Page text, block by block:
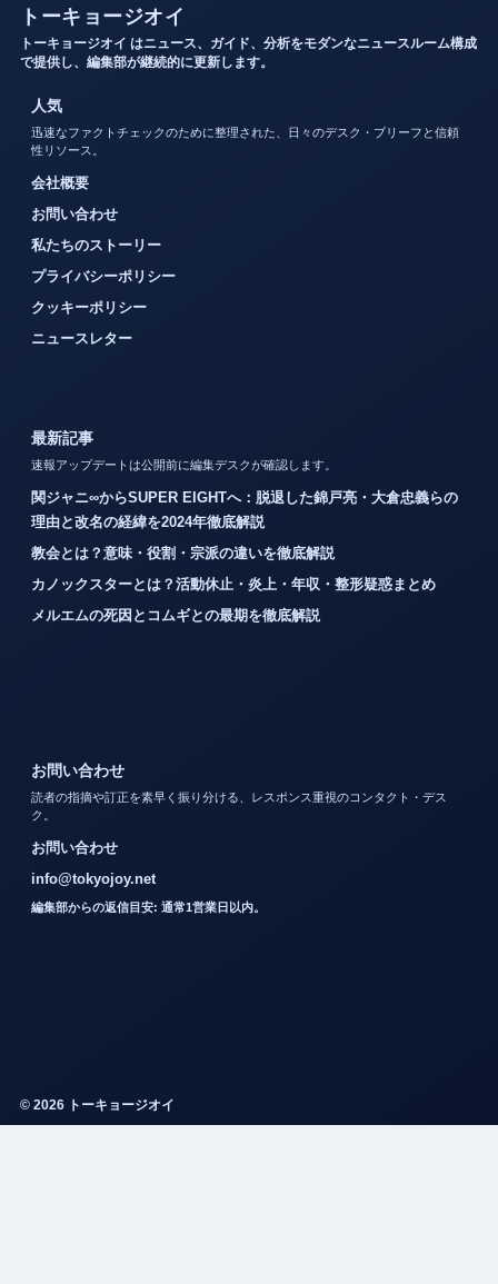
トーキョージオイ
トーキョージオイ はニュース、ガイド、分析をモダンなニュースルーム構成
で提供し、編集部が継続的に更新します。
人気
迅速なファクトチェックのために整理された、日々のデスク・ブリーフと信頼
性リソース。
会社概要
お問い合わせ
私たちのストーリー
プライバシーポリシー
クッキーポリシー
ニュースレター
最新記事
速報アップデートは公開前に編集デスクが確認します。
関ジャニ∞からSUPER EIGHTへ：脱退した錦戸亮・大倉忠義らの
理由と改名の経緯を2024年徹底解説
教会とは？意味・役割・宗派の違いを徹底解説
カノックスターとは？活動休止・炎上・年収・整形疑惑まとめ
メルエムの死因とコムギとの最期を徹底解説
お問い合わせ
読者の指摘や訂正を素早く振り分ける、レスポンス重視のコンタクト・デス
ク。
お問い合わせ
info@tokyojoy.net
編集部からの返信目安: 通常1営業日以内。
© 2026 トーキョージオイ